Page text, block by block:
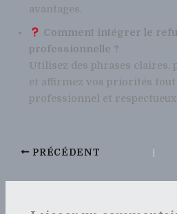
avantages.
Comment intégrer le
professionnelle ?
Utilisez des phrases claires,
et affirmez vos priorités
professionnel et respectueux.
PRÉCÉDENT